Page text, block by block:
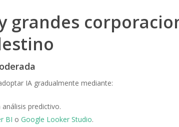
grandes
IA gradualmente mediante:
análisis predictivo.
BI o Google Looker Studio.